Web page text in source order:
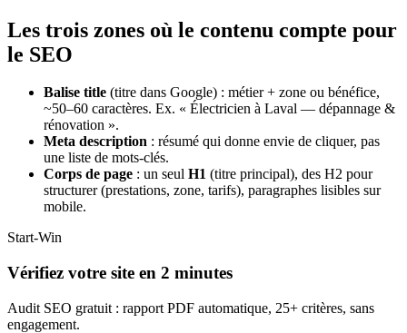
Les trois zones où le contenu compte pour
le SEO
Balise title (titre dans Google) : métier + zone ou bénéfice,
~50–60 caractères. Ex. « Électricien à Laval — dépannage &
rénovation ».
Meta description : résumé qui donne envie de cliquer, pas
une liste de mots-clés.
Corps de page : un seul H1 (titre principal), des H2 pour
structurer (prestations, zone, tarifs), paragraphes lisibles sur
mobile.
Start-Win
Vérifiez votre site en 2 minutes
Audit SEO gratuit : rapport PDF automatique, 25+ critères, sans
engagement.